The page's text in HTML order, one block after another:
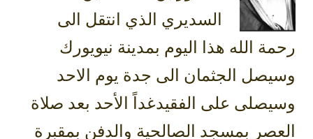
السديري الذي انتقل الى
الله هذا اليوم بمدينة نيويورك
الجثمان الى جدة يوم الاحد
على الفقيدغداً الأحد بعد صلاة
بمسجد الصالحية والدفن بمقبرة